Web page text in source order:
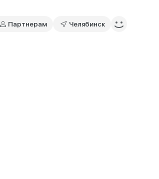
Партнерам Челябинск